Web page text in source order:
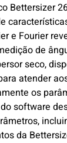
Bettersizer
e Fourier
de
seco,
atender
os
software
da